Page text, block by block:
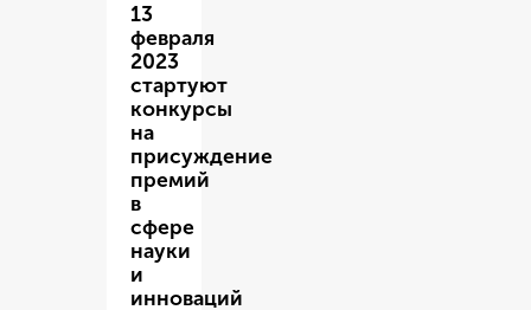
13
февраля
2023
стартуют
конкурсы
на
присуждение
премий
в
сфере
науки
и
инноваций